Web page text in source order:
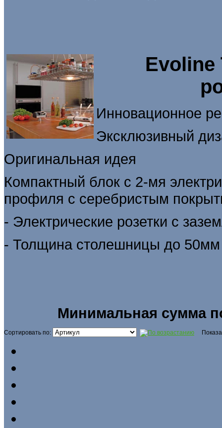
Evoline
Инновационное
Эксклюзивный
Оригинальная идея
Компактный блок с 2-мя
профиля с серебристым
- Электрические розетки с
- Толщина столешницы до 50мм
Минимальная сумма
Сортировать по: